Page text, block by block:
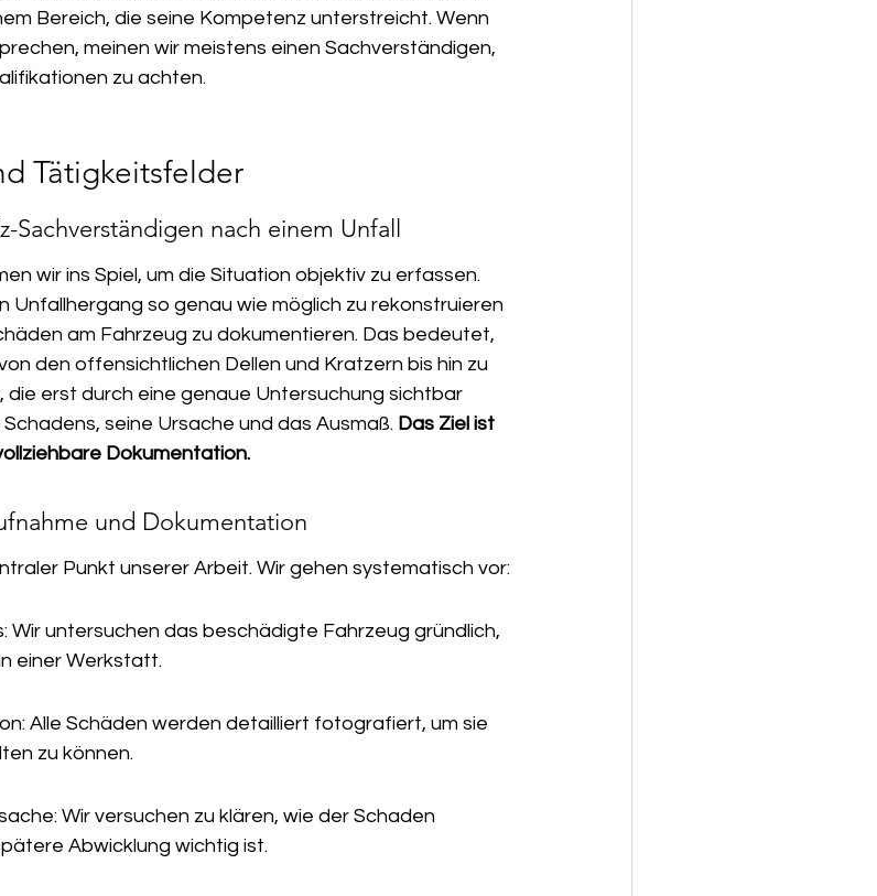
Bereich, die seine Kompetenz unterstreicht. Wenn
meinen wir meistens einen Sachverständigen,
zu achten.
Tätigkeitsfelder
Sachverständigen nach einem Unfall
wir ins Spiel, um die Situation objektiv zu erfassen.
Unfallhergang so genau wie möglich zu rekonstruieren
am Fahrzeug zu dokumentieren. Das bedeutet,
den offensichtlichen Dellen und Kratzern bis hin zu
erst durch eine genaue Untersuchung sichtbar
seine Ursache und das Ausmaß. Das Ziel ist
Dokumentation.
und Dokumentation
Punkt unserer Arbeit. Wir gehen systematisch vor:
Wir untersuchen das beschädigte Fahrzeug gründlich,
einer Werkstatt.
Alle Schäden werden detailliert fotografiert, um sie
zu können.
Wir versuchen zu klären, wie der Schaden
Abwicklung wichtig ist.